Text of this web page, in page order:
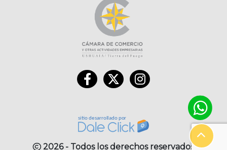
2026 - Todos los derechos reservados